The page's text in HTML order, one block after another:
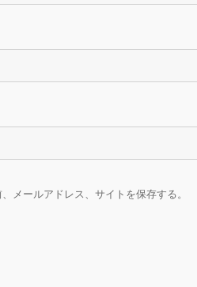
メールアドレス、サイトを保存する。